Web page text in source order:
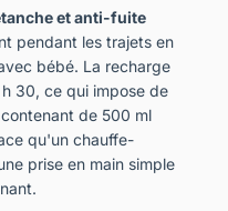
et anti-fuite
pendant les trajets en
bébé. La recharge
30, ce qui impose de
de 500 ml
qu'un chauffe-
prise en main simple